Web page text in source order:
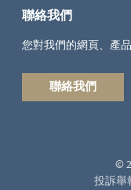
聯絡我們
您對我們的網頁、產
聯絡我們
©
投訴舉